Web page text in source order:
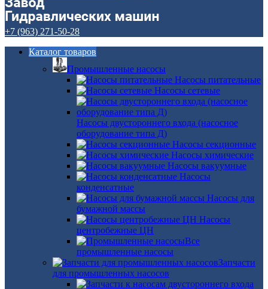
+7 (963) 271-50-28
Каталог товаров
Промышленные насосы
Насосы питательные
Насосы сетевые
Насосы двустороннего входа (насосное
оборудование типа Д)
Насосы секционные
Насосы химические
Насосы вакуумные
Насосы
конденсатные
Насосы для
бумажной массы
Насосы
центробежные ЦН
Все
промышленные насосы
Запчасти
для промышленных насосов